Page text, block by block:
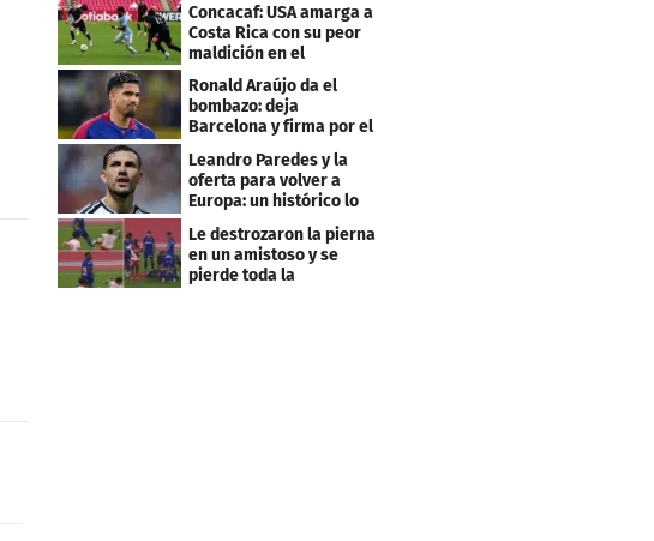
Concacaf: USA amarga a
Costa Rica con su peor
maldición en el
premundial Sub-20
Ronald Araújo da el
bombazo: deja
Barcelona y firma por el
club menos pensado
Leandro Paredes y la
oferta para volver a
Europa: un histórico lo
Le destrozaron la pierna
en un amistoso y se
pierde toda la